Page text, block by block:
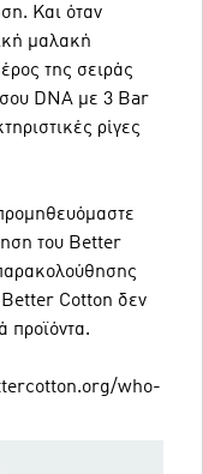
Και όταν
μαλακή
της σειράς
σου DNA με 3 Bar
ρίγες
του Better
Better Cotton δεν
προϊόντα.
who-